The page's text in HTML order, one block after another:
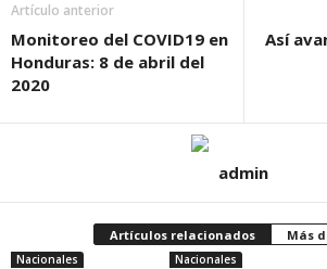
Artículo anterior
Monitoreo del COVID19 en
Honduras: 8 de abril del
2020
Así
admin
Artículos relacionados Más
Nacionales Nacionales